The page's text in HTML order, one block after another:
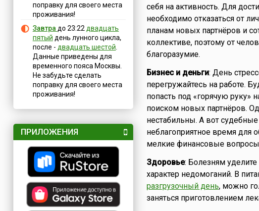
поправку для своего места
проживания!
Завтра до 23:22 двадцать
пятый день лунного цикла,
после - двадцать шестой
Данные приведены для
временного пояса Москвы.
Не забудьте сделать
поправку для своего места
проживания!
ПРИЛОЖЕНИЯ
себя на активность. Для
необходимо отказаться от
планам новых партнёров и
коллективе, поэтому от
благоразумие.
Бизнес и деньги: День
перегружайтесь на работе.
попасть под «горячую руку»
поиском новых партнёров.
нестабильны. А вот
неблагоприятное время для
мелкие финансовые
Здоровье: Болезням
характер недомоганий. В
разгрузочный день, можно
заняться приготовлением